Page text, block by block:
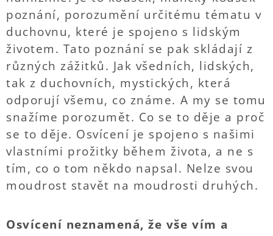
poznání, porozumění určitému tématu v
duchovnu, které je spojeno s lidským
životem. Tato poznání se pak skládají z
různých zážitků. Jak všedních, lidských,
tak z duchovních, mystických, která
odporují všemu, co známe. A my se tomu
snažíme porozumět. Co se to děje a proč
se to děje. Osvícení je spojeno s našimi
vlastními prožitky během života, a ne s
tím, co o tom někdo napsal. Nelze svou
moudrost stavět na moudrosti druhých.
Osvícení neznamená, že vše vím a